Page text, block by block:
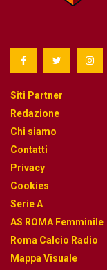
Siti Partner
Redazione
Chi siamo
Contatti
Privacy
Cookies
Serie A
AS ROMA Femminile
Roma Calcio Radio
Mappa Visuale